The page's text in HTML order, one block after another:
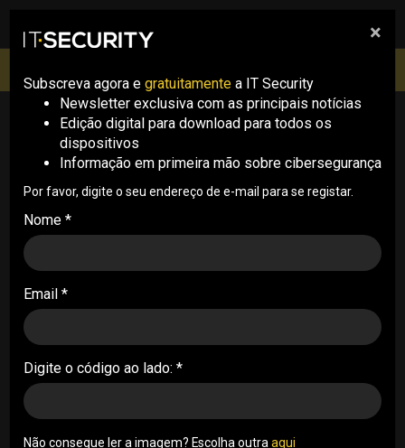
pesquisa
Inscrições abertas
Analysis
Estado da Nação na hora da maturidade
ANALYSIS . 17/07/2026
×
Subscreva agora e gratuitamente a IT Security
Newsletter exclusiva com as principais notícias
Edição digital para download para todos os
dispositivos
Informação em primeira mão sobre cibersegurança
Por favor, digite o seu endereço de e-mail para se registar.
Nome *
Email *
Digite o código ao lado: *
Não consegue ler a imagem? Escolha outra aqui